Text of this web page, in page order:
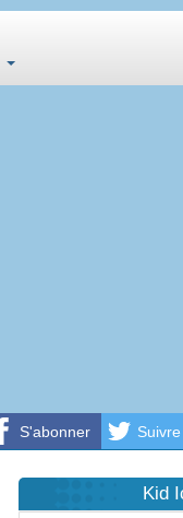
S'abonner Suivre
Kid